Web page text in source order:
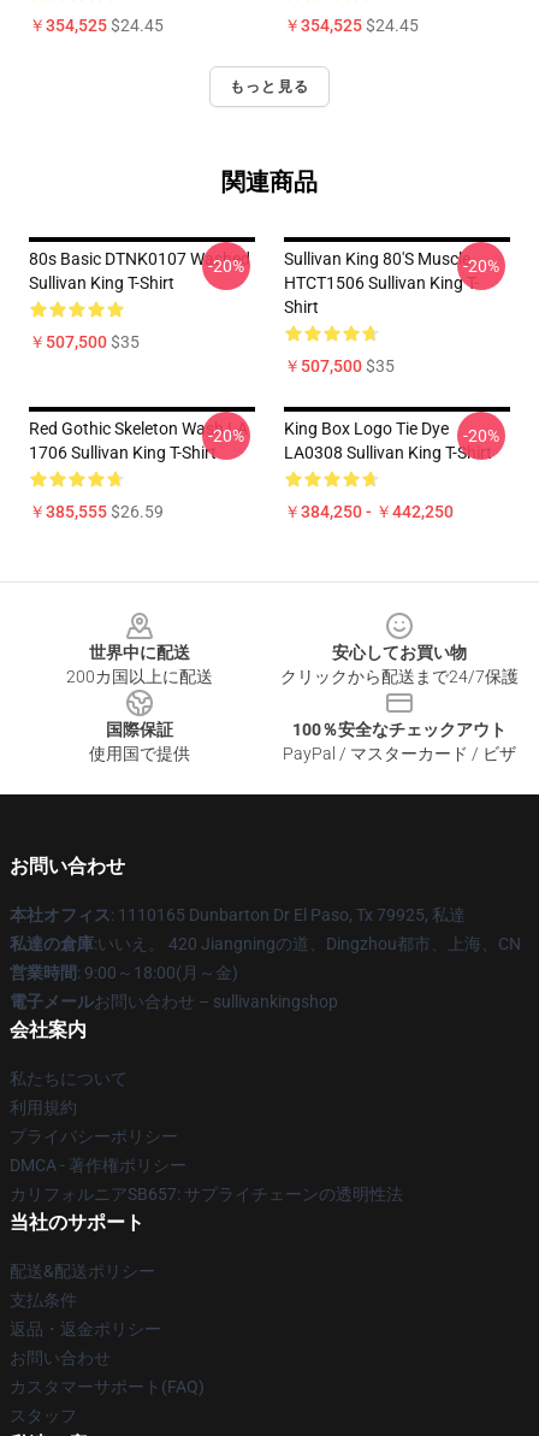
￥354,525$24.45 ￥354,525$24.45
もっと見る
関連商品
80s Basic DTNK0107 Washed
Sullivan King T-Shirt
￥507,500$35
-20%
Sullivan King 80's Muscle
HTCT1506 Sullivan King T-
Shirt
￥507,500$35
-20%
Red Gothic Skeleton Wash LA
1706 Sullivan King T-Shirt
￥385,555$26.59
-20%
King Box Logo Tie Dye
LA0308 Sullivan King T-Shirt
￥384,250 - ￥442,250
-20%
世界中に配送
200カ国以上に配送
安心してお買い物
クリックから配送まで24/7保護
国際保証
使用国で提供
100％安全なチェックアウト
PayPal / マスターカード / ビザ
お問い合わせ
本社オフィス: 1110165 Dunbarton Dr El Paso, Tx 79925, 私達
私達の倉庫:いいえ。 420 Jiangningの道、Dingzhou都市、上海、CN
営業時間: 9:00～18:00(月～金)
電子メールお問い合わせ – sullivankingshop
会社案内
私たちについて
利用規約
プライバシーポリシー
DMCA - 著作権ポリシー
カリフォルニアSB657: サプライチェーンの透明性法
当社のサポート
配送&配送ポリシー
支払条件
返品・返金ポリシー
お問い合わせ
カスタマーサポート(FAQ)
スタッフ